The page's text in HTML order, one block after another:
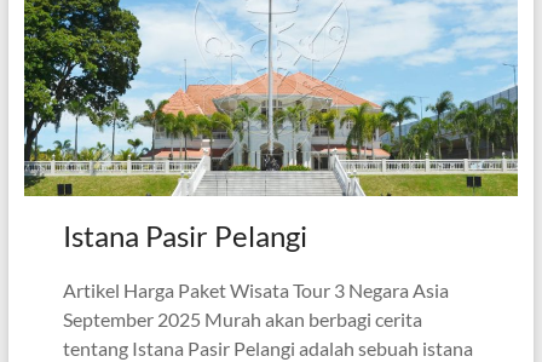
Istana Pasir Pelangi
Artikel Harga Paket Wisata Tour 3 Negara Asia
September 2025 Murah akan berbagi cerita
tentang Istana Pasir Pelangi adalah sebuah istana